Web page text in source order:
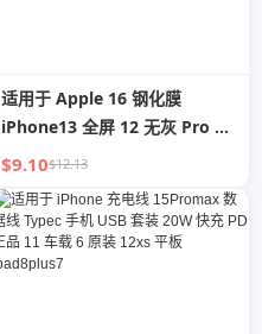
适用于 Apple 16 钢化膜
iPhone13 全屏 12 无灰 Pro 仓
15promax 手机膜 14 防窥 X
HD XR 膜 16 新款 plus 壳
Xsmax 防摔 Por
$9.10$12.13